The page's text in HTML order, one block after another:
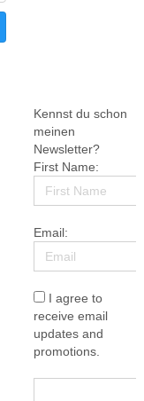
Kennst du schon
meinen
Newsletter?
First Name:
Email:
I agree to
receive email
updates and
promotions.